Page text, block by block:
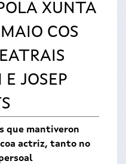
XUNTA
COS
JOSEP
que mantiveron
actriz, tanto no